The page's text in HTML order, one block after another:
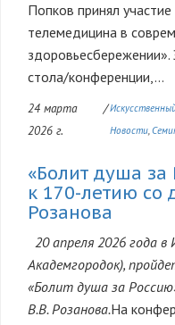
Попков принял
телемедицина в
здоровьесбережении».
стола/конференции,...
24 марта
2026 г.
/
Новости
«Болит душа
к 170-летию со
Розанова
20 апреля 2026 года
Академгородок),
«Болит душа за
В.В. Розанова.На